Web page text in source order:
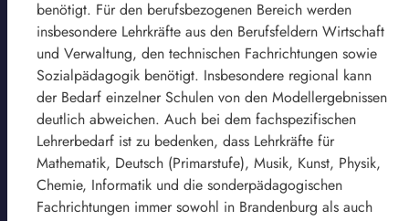
benötigt. Für den berufsbezogenen Bereich werden
insbesondere Lehrkräfte aus den Berufsfeldern Wirtschaft
und Verwaltung, den technischen Fachrichtungen sowie
Sozialpädagogik benötigt. Insbesondere regional kann
der Bedarf einzelner Schulen von den Modellergebnissen
deutlich abweichen. Auch bei dem fachspezifischen
Lehrerbedarf ist zu bedenken, dass Lehrkräfte für
Mathematik, Deutsch (Primarstufe), Musik, Kunst, Physik,
Chemie, Informatik und die sonderpädagogischen
Fachrichtungen immer sowohl in Brandenburg als auch